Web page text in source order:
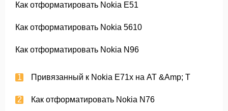
Как отформатировать Nokia E51
Как отформатировать Nokia 5610
Как отформатировать Nokia N96
Привязанный к Nokia E71x на AT &Amp; T
Как отформатировать Nokia N76